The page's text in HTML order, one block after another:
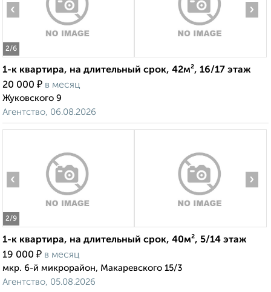
2/6
‹ ›
1-к квартира, на длительный срок, 42м², 16/17 этаж
20 000 ₽ в месяц
Жуковского 9
Агентство, 06.08.2026
2/9
‹ ›
1-к квартира, на длительный срок, 40м², 5/14 этаж
19 000 ₽ в месяц
мкр. 6-й микрорайон, Макаревского 15/3
Агентство, 05.08.2026